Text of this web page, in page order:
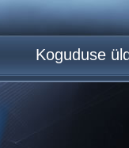
Koguduse